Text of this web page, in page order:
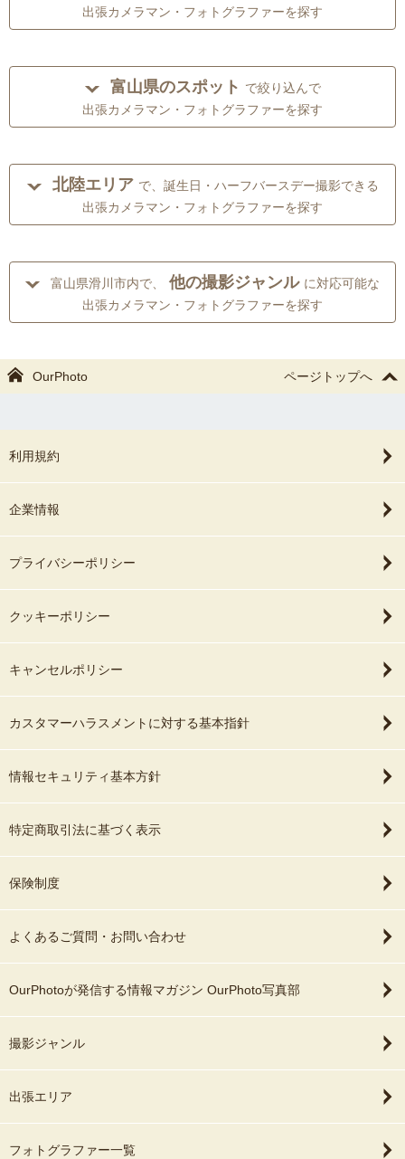
出張カメラマン・フォトグラファーを探す
富山県のスポット で絞り込んで
出張カメラマン・フォトグラファーを探す
北陸エリア で、誕生日・ハーフバースデー撮影できる
出張カメラマン・フォトグラファーを探す
富山県滑川市内で、 他の撮影ジャンル に対応可能な
出張カメラマン・フォトグラファーを探す
OurPhoto ページトップへ
利用規約
企業情報
プライバシーポリシー
クッキーポリシー
キャンセルポリシー
カスタマーハラスメントに対する基本指針
情報セキュリティ基本方針
特定商取引法に基づく表示
保険制度
よくあるご質問・お問い合わせ
OurPhotoが発信する情報マガジン OurPhoto写真部
撮影ジャンル
出張エリア
フォトグラファー一覧